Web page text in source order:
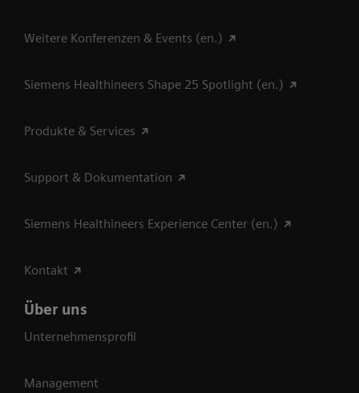
Weitere Konferenzen & Events (en.)
Siemens Healthineers Shape 25 Spotlight (en.)
Produkte & Services
Support & Dokumentation
Siemens Healthineers Experience Center (en.)
Kontakt
Über uns
Unternehmensprofil
Management